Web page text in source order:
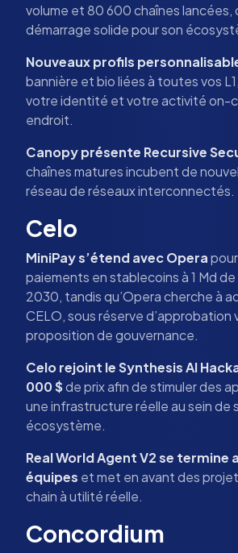
volume et 80 600 chaînes lancées,
démarrage solide pour son
Nouveaux profils
bannière et bio liées à toutes vos
votre identité et votre activité on-
endroit.
Canopy présente Recursive
chaînes matures incubent de
réseau de réseaux interconnectés.
Celo
MiniPay s’étend avec Opera
paiements en stablecoins à 1 Md de
2030, tandis qu’Opera cherche à
CELO, sous réserve d’approbation
proposition de gouvernance.
Celo rejoint le Synthesis AI
000 $de prix afin de stimuler des
une infrastructure réelle au sein de
écosystème.
Real World Agent V2 se termine
équipes et met en avant des
chain à utilité réelle.
Concordium